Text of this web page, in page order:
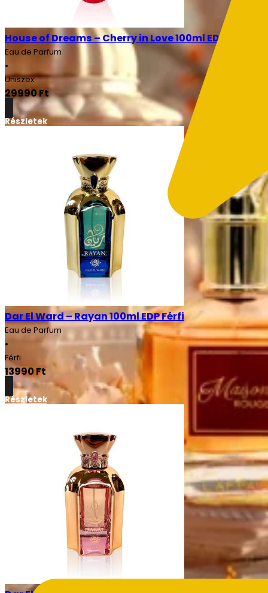
House of Dreams – Cherry in Love 100ml EDP
Eau de Parfum
•
Uniszex
29990Ft
Részletek
Dar El Ward – Rayan 100ml EDP Férfi
Eau de Parfum
•
Férfi
13990 Ft
Részletek